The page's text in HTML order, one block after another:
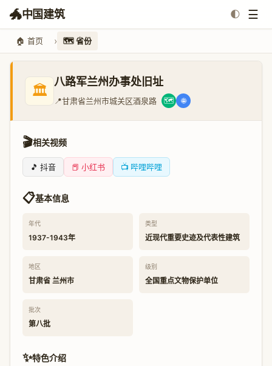
🐲中国建筑 🌓 ☰
🏠 首页 🗺️ 省份
🏛️ 八路军兰州办事处旧址
📍甘肃省兰州市城关区酒泉路 🗺️ 🌐
🎬相关视频
🎵 抖音 📕 小红书 📺 哔哩哔哩
📋基本信息
年代
1937-1943年
类型
近现代重要史迹及代表性建筑
地区
甘肃省 兰州市
级别
全国重点文物保护单位
批次
第八批
✨特色介绍